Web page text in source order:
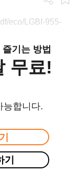
eco/LGBI-955-
기는 방법
무료!
능합니다.